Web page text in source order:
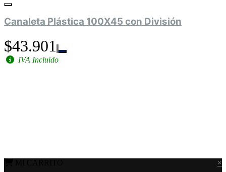
Canaleta Plástica 100X45 con División
$43.901
IVA Incluido
×